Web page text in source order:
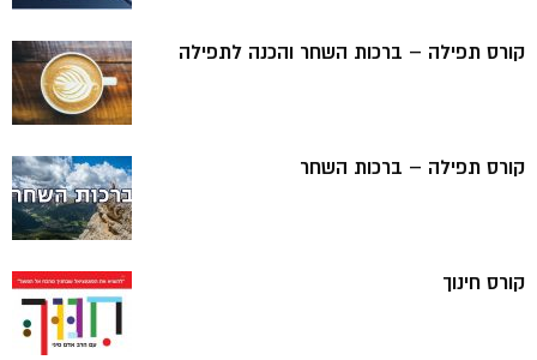
קורס תפילה – ברכות השחר והכנה לתפילה
קורס תפילה – ברכות השחר
קורס חינוך